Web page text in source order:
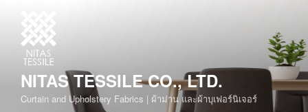
NITAS TESSILE CO., LTD.
Curtain and Upholstery Fabrics | ผ้าม่าน และผ้าบุเฟอร์นิเจอร์